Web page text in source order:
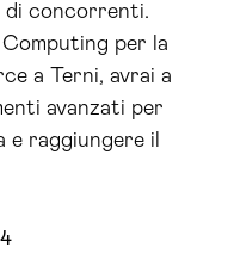
di concorrenti.
per la
a Terni, avrai a
avanzati per
raggiungere il